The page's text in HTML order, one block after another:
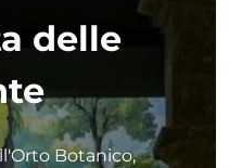
delle
Botanico,